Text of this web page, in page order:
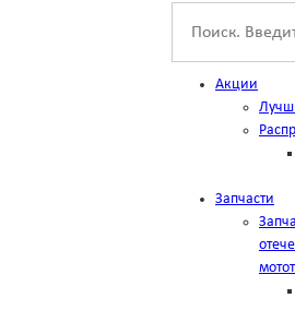
Акции
Запчасти